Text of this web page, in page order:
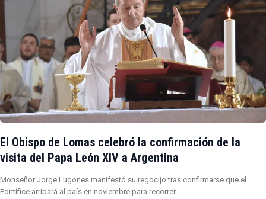
El Obispo de Lomas celebró la confirmación de la
visita del Papa León XIV a Argentina
Monseñor Jorge Lugones manifestó su regocijo tras confirmarse que el
Pontífice arribará al país en noviembre para recorrer…